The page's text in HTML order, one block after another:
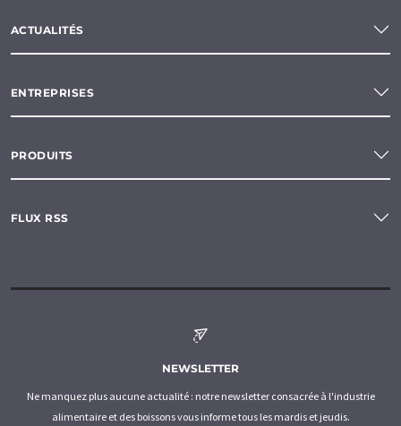
ACTUALITÉS
ENTREPRISES
PRODUITS
FLUX RSS
NEWSLETTER
Ne manquez plus aucune actualité : notre newsletter consacrée à l'industrie
alimentaire et des boissons vous informe tous les mardis et jeudis.